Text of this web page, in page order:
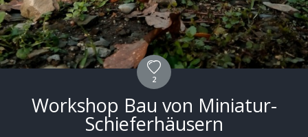
2
Workshop Bau von Miniatur-
Schieferhäusern